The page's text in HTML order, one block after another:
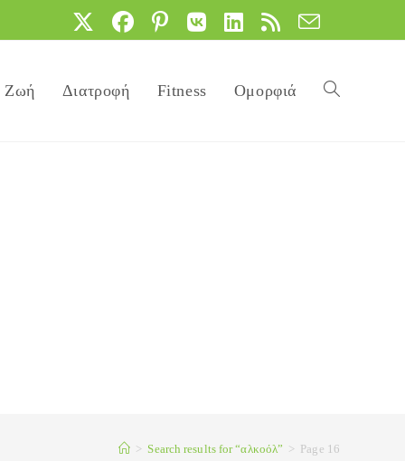
Ζωή Διατροφή Fitness Ομορφιά Toggle
> Search results for“αλκοόλ” > Page 16